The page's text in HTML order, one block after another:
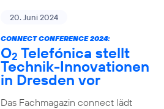
20. Juni 2024
CONNECT CONFERENCE 2024:
O2 Telefónica stellt
Technik-Innovationen
in Dresden vor
Das Fachmagazin connect lädt